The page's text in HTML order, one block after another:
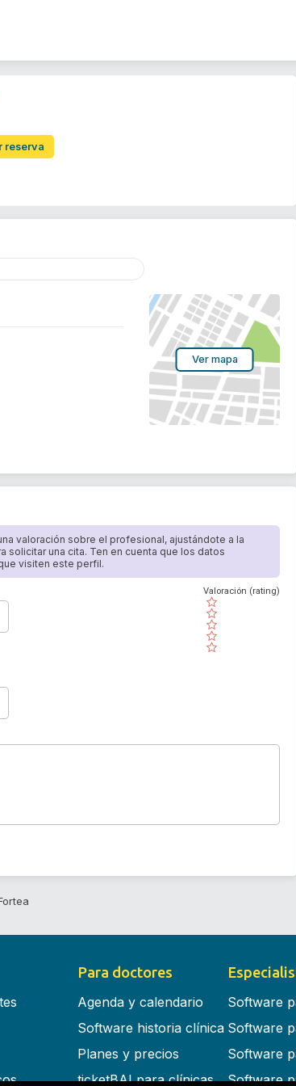
reserva
Ver mapa
valoración sobre el profesional, ajustándote a la
solicitar una cita. Ten en cuenta que los datos
visiten este perfil.
( )
( )
( )
( )
( )
Valoración (rating)
Para doctores
Agenda y calendario
Software historia clínica
Planes y precios
ticketBAI para clínicas
Software
Software
Software
Software